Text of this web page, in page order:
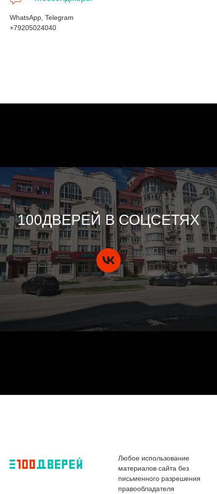
WhatsApp, Telegram
+79205024040
100ДВЕРЕЙ В СОЦСЕТЯХ
Любое использование
материалов сайта без
письменного разрешения
правообладателя